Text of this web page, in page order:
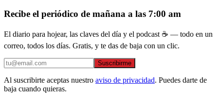
Recibe el periódico de mañana a las 7:00 am
El diario para hojear, las claves del día y el podcast ☕ — todo en un
correo, todos los días. Gratis, y te das de baja con un clic.
Suscribirme
Al suscribirte aceptas nuestro aviso de privacidad. Puedes darte de
baja cuando quieras.